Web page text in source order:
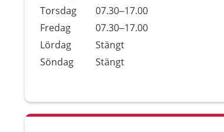
Torsdag
07.30–17.00
Fredag
07.30–17.00
Lördag
Stängt
Söndag
Stängt